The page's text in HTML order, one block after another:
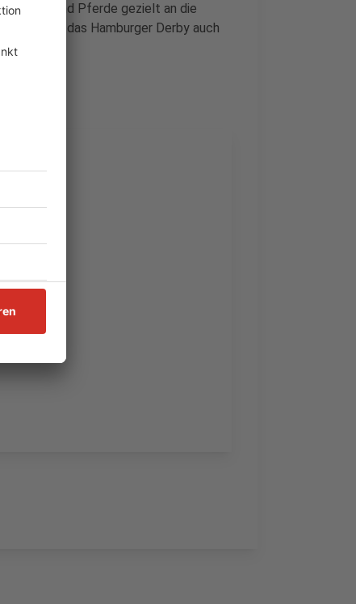
üben und Pferde gezielt an die
hat das Hamburger Derby auch